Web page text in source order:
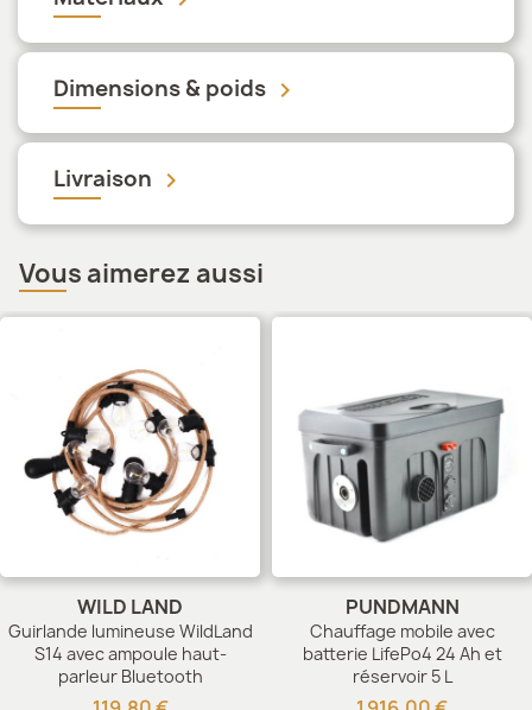
Dimensions & poids keyboard_arrow_down
Livraison keyboard_arrow_down
Vous aimerez aussi
WILD LAND
Guirlande lumineuse WildLand
S14 avec ampoule haut-
parleur Bluetooth
PUNDMANN
Chauffage mobile avec
batterie LifePo4 24 Ah et
réservoir 5 L